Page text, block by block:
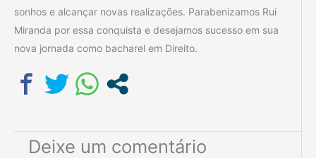
sonhos e alcançar novas realizações. Parabenizamos Rui
Miranda por essa conquista e desejamos sucesso em sua
nova jornada como bacharel em Direito.
Deixe um comentário